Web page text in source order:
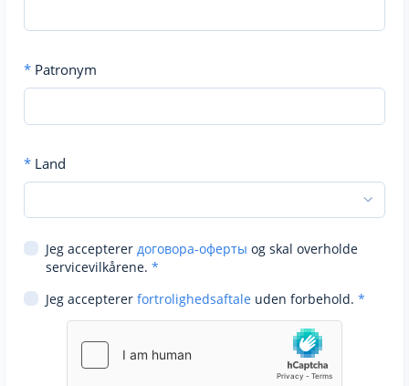
* Patronym
* Land
Jeg accepterer договора-оферты og skal overholde
servicevilkårene. *
Jeg accepterer fortrolighedsaftale uden forbehold. *